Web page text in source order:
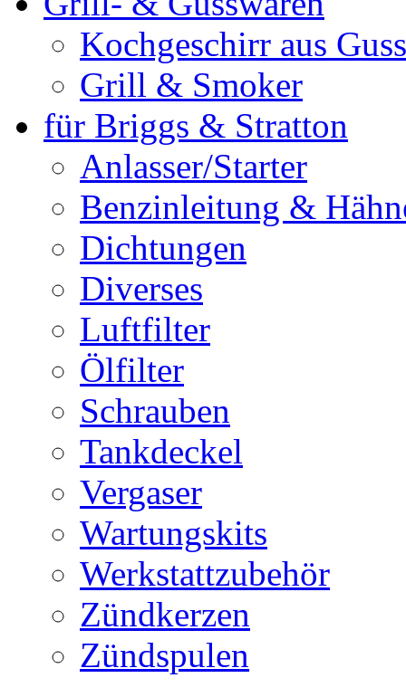
Kochgeschirr aus
Grill & Smoker
für Briggs & Stratton
Anlasser/Starter
Benzinleitung &
Dichtungen
Diverses
Luftfilter
Ölfilter
Schrauben
Tankdeckel
Vergaser
Wartungskits
Werkstattzubehör
Zündkerzen
Zündspulen